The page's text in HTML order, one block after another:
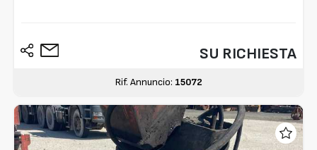
SU RICHIESTA
Rif. Annuncio: 15072